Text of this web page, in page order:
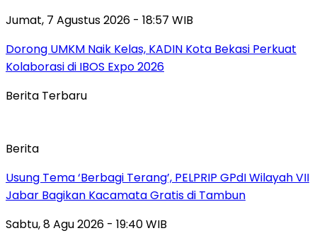
Jumat, 7 Agustus 2026 - 18:57 WIB
Dorong UMKM Naik Kelas, KADIN Kota Bekasi Perkuat
Kolaborasi di IBOS Expo 2026
Berita Terbaru
Berita
‎Usung Tema ‘Berbagi Terang’, PELPRIP GPdI Wilayah VII
Jabar Bagikan Kacamata Gratis di Tambun
Sabtu, 8 Agu 2026 - 19:40 WIB